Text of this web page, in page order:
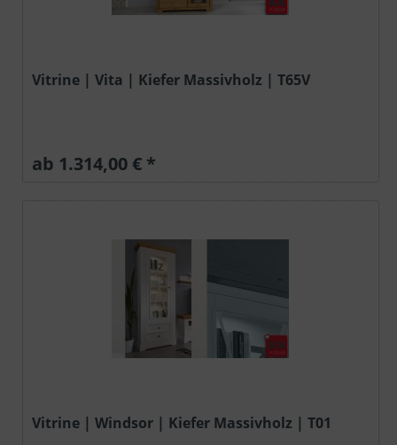
Vitrine | Vita | Kiefer Massivholz | T65V
ab 1.314,00 € *
Vitrine | Windsor | Kiefer Massivholz | T01